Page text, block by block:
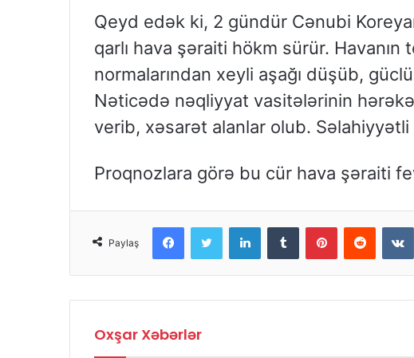
Qeyd edək ki, 2 gündür Cənubi
qarlı hava şəraiti hökm sürür.
normalarından xeyli aşağı düşüb,
Nəticədə nəqliyyat vasitələrinin
verib, xəsarət alanlar olub.
Proqnozlara görə bu cür hava şəraiti
Paylaş
Oxşar Xəbərlər